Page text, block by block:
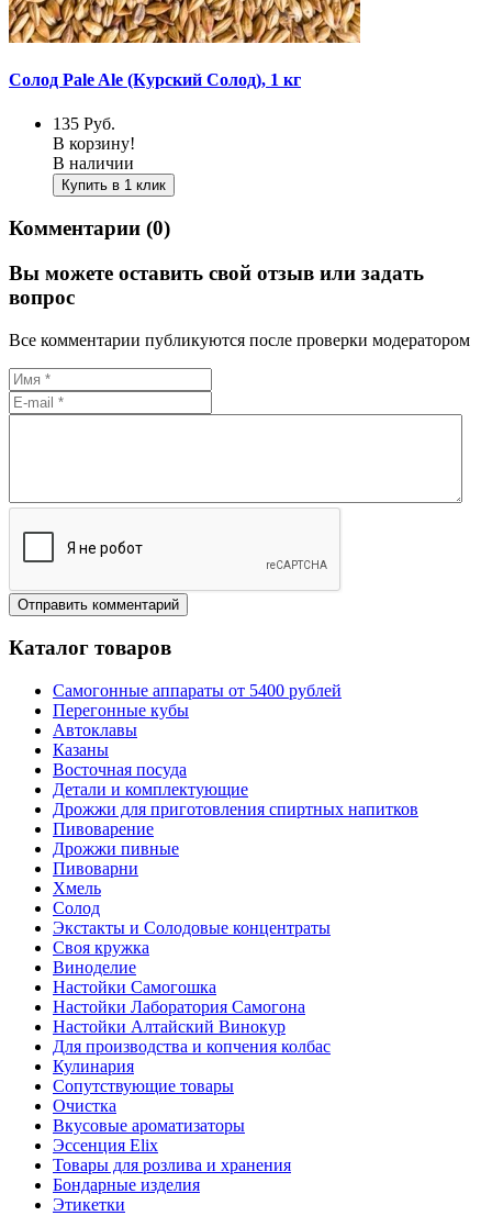
Солод Pale Ale (Курский Солод), 1 кг
135 Руб.
В корзину!
В наличии
Купить в 1 клик
Комментарии (0)
Вы можете оставить свой отзыв или задать
вопрос
Все комментарии публикуются после проверки модератором
Каталог товаров
Самогонные аппараты от 5400 рублей
Перегонные кубы
Автоклавы
Казаны
Восточная посуда
Детали и комплектующие
Дрожжи для приготовления спиртных напитков
Пивоварение
Дрожжи пивные
Пивоварни
Хмель
Солод
Экстакты и Солодовые концентраты
Своя кружка
Виноделие
Настойки Самогошка
Настойки Лаборатория Самогона
Настойки Алтайский Винокур
Для производства и копчения колбас
Кулинария
Сопутствующие товары
Очистка
Вкусовые ароматизаторы
Эссенция Elix
Товары для розлива и хранения
Бондарные изделия
Этикетки